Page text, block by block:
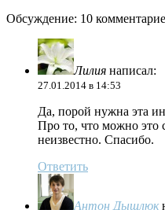
Обсуждение: 10
Лилия написал:
27.01.2014 в 14:53
Да, порой нужна эта
Про то, что можно это
неизвестно. Спасибо.
Ответить
Антон Дышлюк